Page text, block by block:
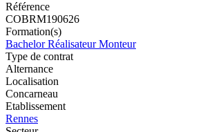
Référence
COBRM190626
Formation(s)
Bachelor Réalisateur Monteur
Type de contrat
Alternance
Localisation
Concarneau
Etablissement
Rennes